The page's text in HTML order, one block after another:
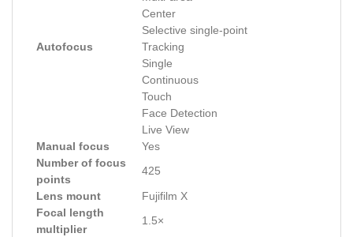
Autofocus
Center
Selective single-point
Tracking
Single
Continuous
Touch
Face Detection
Live View
Manual focus
Yes
Number of focus
points
425
Lens mount
Fujifilm X
Focal length
multiplier
1.5×